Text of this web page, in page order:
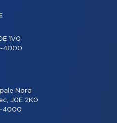
1V0
4000
Nord
J0E 2K0
4000